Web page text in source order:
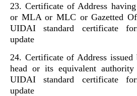
23. Certificate of Address
or MLA or MLC or Gazetted
UIDAI standard certificate
update
24. Certificate of Address
head or its equivalent
UIDAI standard certificate
update